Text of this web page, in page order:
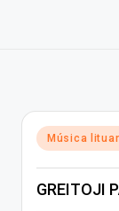
Posted
in
Música
GREITOJI